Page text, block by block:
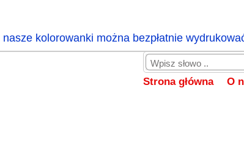
kolorowanki można bezpłatnie
Strona główna O